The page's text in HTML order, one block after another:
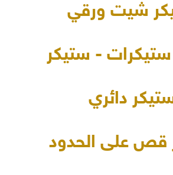
شيت ورقي
ستيكرات - ستيكر
دائري
قص على الحدود